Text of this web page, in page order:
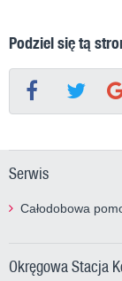
Podziel się tą
Serwis
Całodobowa
Okręgowa Stacja